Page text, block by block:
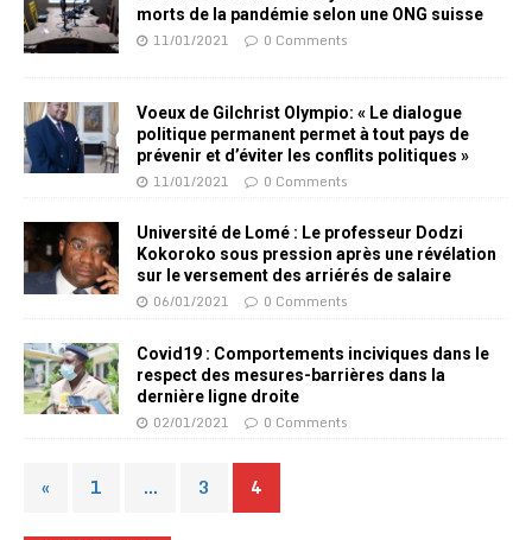
morts de la pandémie selon une ONG suisse
11/01/2021 0 Comments
Voeux de Gilchrist Olympio: « Le dialogue
politique permanent permet à tout pays de
prévenir et d’éviter les conflits politiques »
11/01/2021 0 Comments
Université de Lomé : Le professeur Dodzi
Kokoroko sous pression après une révélation
sur le versement des arriérés de salaire
06/01/2021 0 Comments
Covid19 : Comportements inciviques dans le
respect des mesures-barrières dans la
dernière ligne droite
02/01/2021 0 Comments
« 1 … 3 4